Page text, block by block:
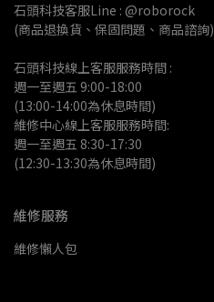
石頭科技客服Line : @roborock
(商品退換貨、保固問題、商品諮詢)
石頭科技線上客服服務時間 :
週一至週五 9:00-18:00
(13:00-14:00為休息時間)
維修中心線上客服服務時間:
週一至週五 8:30-17:30
(12:30-13:30為休息時間)
維修服務
維修懶人包